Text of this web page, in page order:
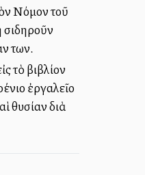
Νόμον τοῦ
σιδηροῦν
των.
τὸ βιβλίον
ἐργαλεῖο
θυσίαν διὰ